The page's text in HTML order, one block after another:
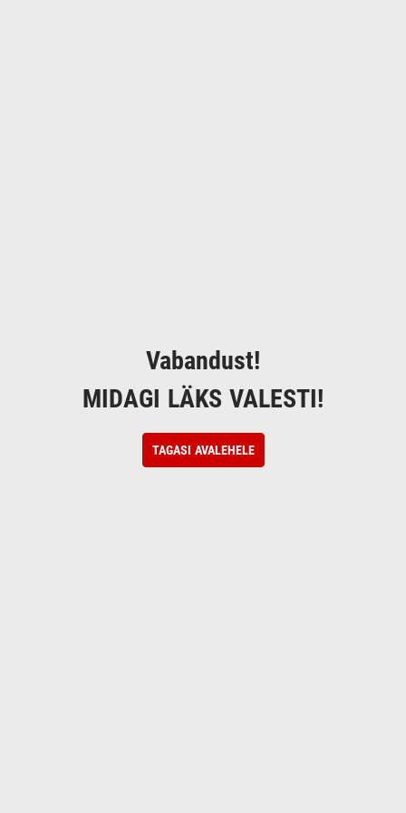
Vabandust!
MIDAGI LÄKS VALESTI!
TAGASI AVALEHELE